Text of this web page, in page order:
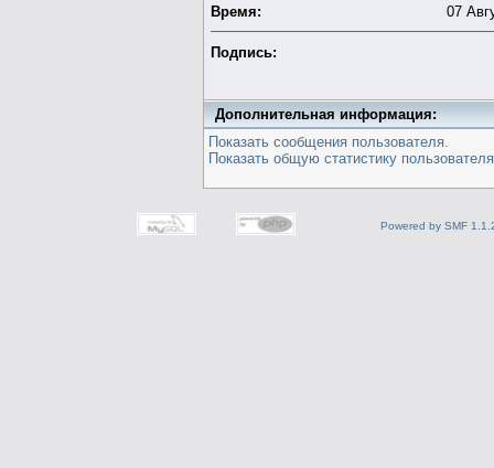
Время:
07
Подпись:
Дополнительная информация:
Показать сообщения пользователя.
Показать общую статистику
Powered by SMF